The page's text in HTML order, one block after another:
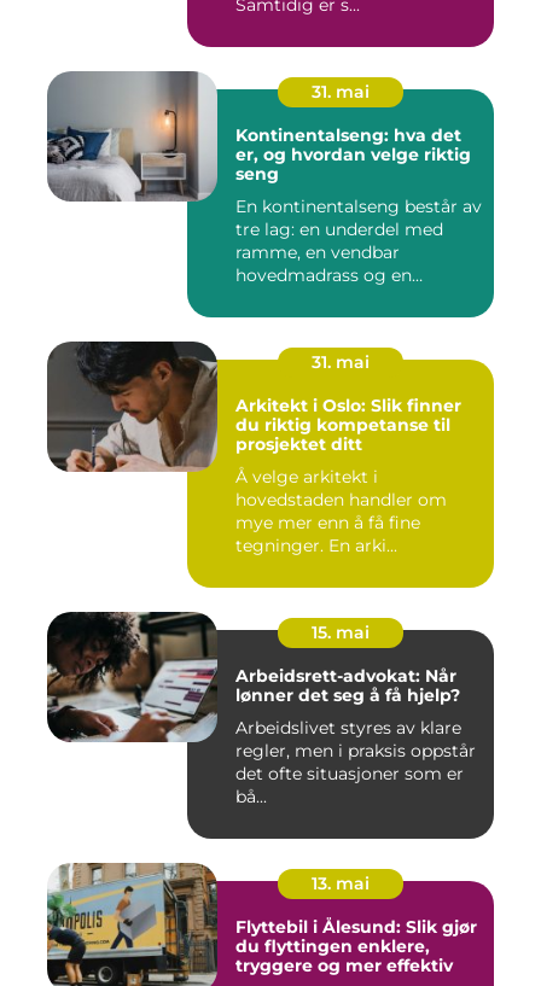
Samtidig er s...
31. mai
Kontinentalseng: hva det
er, og hvordan velge riktig
seng
En kontinentalseng består av
tre lag: en underdel med
ramme, en vendbar
hovedmadrass og en
31. mai
Arkitekt i Oslo: Slik finner
du riktig kompetanse til
prosjektet ditt
Å velge arkitekt i
hovedstaden handler om
mye mer enn å få fine
tegninger. En arki...
15. mai
Arbeidsrett-advokat: Når
lønner det seg å få hjelp?
Arbeidslivet styres av klare
regler, men i praksis oppstår
det ofte situasjoner som er
bå...
13. mai
Flyttebil i Ålesund: Slik gjør
du flyttingen enklere,
tryggere og mer effektiv